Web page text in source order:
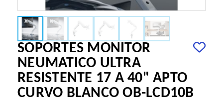
SOPORTES MONITOR
NEUMATICO ULTRA
RESISTENTE 17 A 40" APTO
CURVO BLANCO OB-LCD10B